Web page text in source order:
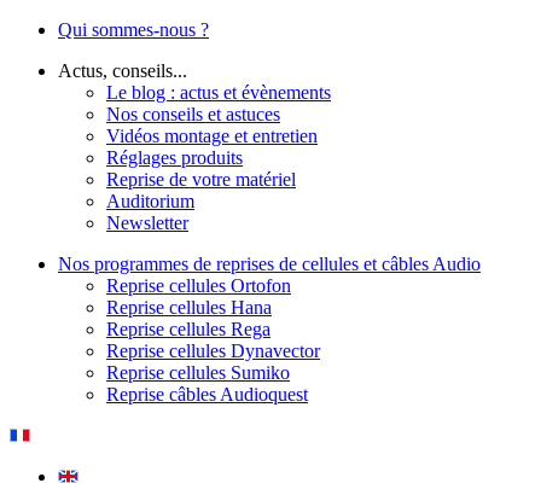
Qui sommes-nous ?
Actus, conseils...
Le blog : actus et évènements
Nos conseils et astuces
Vidéos montage et entretien
Réglages produits
Reprise de votre matériel
Auditorium
Newsletter
Nos programmes de reprises de cellules et câbles Audio
Reprise cellules Ortofon
Reprise cellules Hana
Reprise cellules Rega
Reprise cellules Dynavector
Reprise cellules Sumiko
Reprise câbles Audioquest